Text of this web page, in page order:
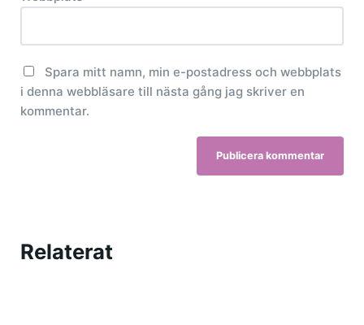
Spara mitt namn, min e-postadress och webbplats
i denna webbläsare till nästa gång jag skriver en
kommentar.
Relaterat